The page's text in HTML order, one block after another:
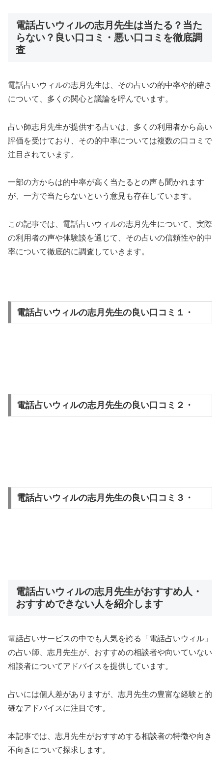
電話占いウィルの志月先生は当たる？当た
らない？良い口コミ・悪い口コミを徹底調
査
電話占いウィルの志月先生は、その占いの的中率や的確さ
について、多くの関心と議論を呼んでいます。
占い師志月先生が提供する占いは、多くの利用者から高い
評価を受けており、その的中率については複数の口コミで
注目されています。
一部の方からは的中率が高く当たるとの声も聞かれます
が、一方で当たらないという意見も存在しています。
この記事では、電話占いウィルの志月先生について、実際
の利用者の声や体験談を通じて、その占いの信頼性や的中
率について徹底的に調査していきます。
電話占いウィルの志月先生の良い口コミ１・
電話占いウィルの志月先生の良い口コミ２・
電話占いウィルの志月先生の良い口コミ３・
電話占いウィルの志月先生がおすすめ人・
おすすめできない人を紹介します
電話占いサービスの中でも人気を誇る「電話占いウィル」
の占い師、志月先生が、おすすめの相談者や向いていない
相談者についてアドバイスを提供しています。
占いには個人差がありますが、志月先生の豊富な経験と的
確なアドバイスに注目です。
本記事では、志月先生がおすすめする相談者の特徴や向き
不向きについて探求します。